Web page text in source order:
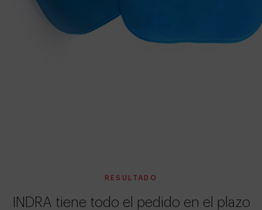
RESULTADO
INDRA tiene todo el pedido en el plazo